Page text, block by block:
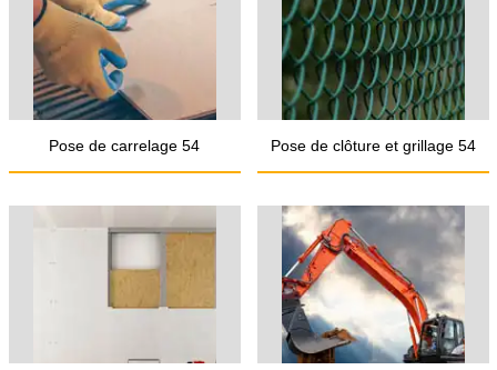
Pose de carrelage 54 Pose de clôture et grillage 54